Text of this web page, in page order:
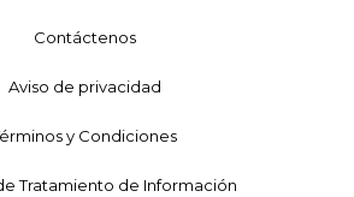
Contáctenos
Aviso de privacidad
y Condiciones
Tratamiento de Información